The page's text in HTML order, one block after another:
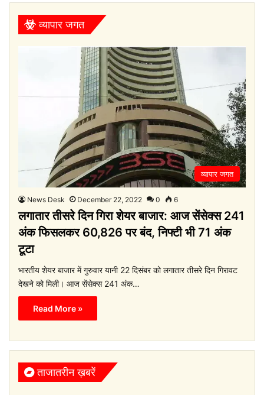
व्यापार जगत
व्यापार जगत
News Desk December 22, 2022 0 6
लगातार तीसरे दिन गिरा शेयर बाजार: आज सेंसेक्स 241
अंक फिसलकर 60,826 पर बंद, निफ्टी भी 71 अंक
टूटा
भारतीय शेयर बाजार में गुरुवार यानी 22 दिसंबर को लगातार तीसरे दिन गिरावट
देखने को मिली। आज सेंसेक्स 241 अंक…
Read More »
ताजातरीन ख़बरें